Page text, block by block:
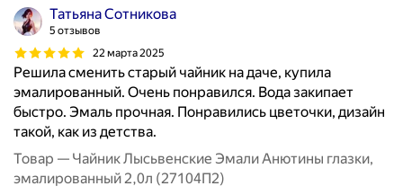
Татьяна Сотникова
5 отзывов
22 марта 2025
Решила сменить старый чайник на даче, купила
эмалированный. Очень понравился. Вода закипает
быстро. Эмаль прочная. Понравились цветочки, дизайн
такой, как из детства.
Товар — Чайник Лысьвенские Эмали Анютины глазки,
эмалированный 2,0л (27104П2)